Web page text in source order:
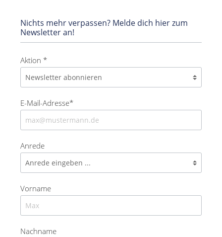
Nichts mehr verpassen? Melde dich hier zum
Newsletter an!
Aktion *
E-Mail-Adresse*
Anrede
Vorname
Nachname